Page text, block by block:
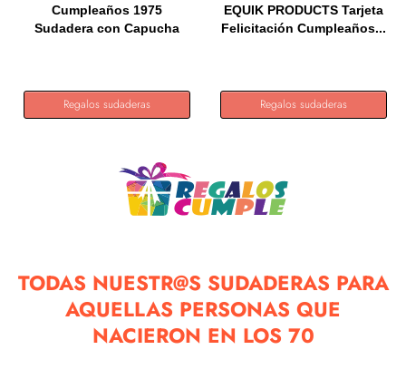
Cumpleaños 1975
Sudadera con Capucha
Regalos sudaderas
EQUIK PRODUCTS Tarjeta
Felicitación Cumpleaños...
Regalos sudaderas
TODAS NUESTR@S SUDADERAS PARA
AQUELLAS PERSONAS QUE
NACIERON EN LOS 70